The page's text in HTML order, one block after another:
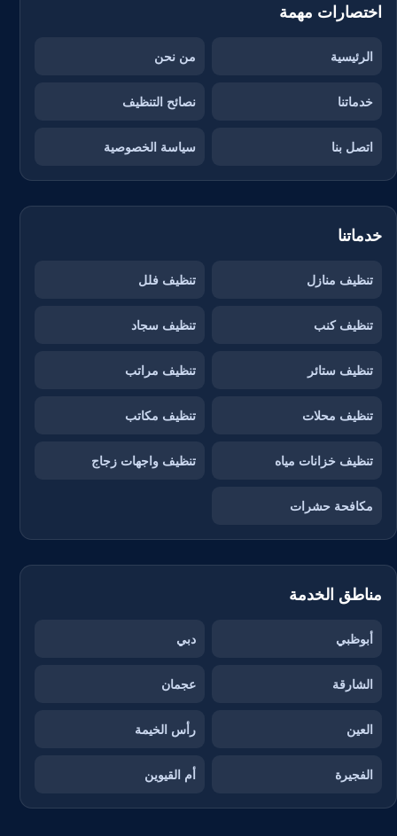
اختصارات مهمة
الرئيسية من نحن
خدماتنا نصائح التنظيف
اتصل بنا سياسة الخصوصية
خدماتنا
تنظيف منازل تنظيف فلل
تنظيف كنب تنظيف سجاد
تنظيف ستائر تنظيف مراتب
تنظيف محلات تنظيف مكاتب
تنظيف خزانات مياه تنظيف واجهات زجاج
مكافحة حشرات
مناطق الخدمة
أبوظبي دبي
الشارقة عجمان
العين رأس الخيمة
الفجيرة أم القيوين